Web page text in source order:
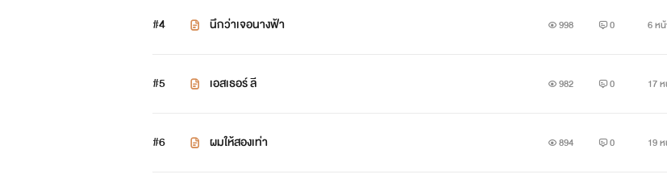
เอสเธอร์ ลี สิบแปดมงกุฎหน้าใส
#4 นึกว่าเจอนางฟ้า 998 0 6 ห
#5 เอสเธอร์ ลี 982 0 17
#6 ผมให้สองเท่า 894 0 19